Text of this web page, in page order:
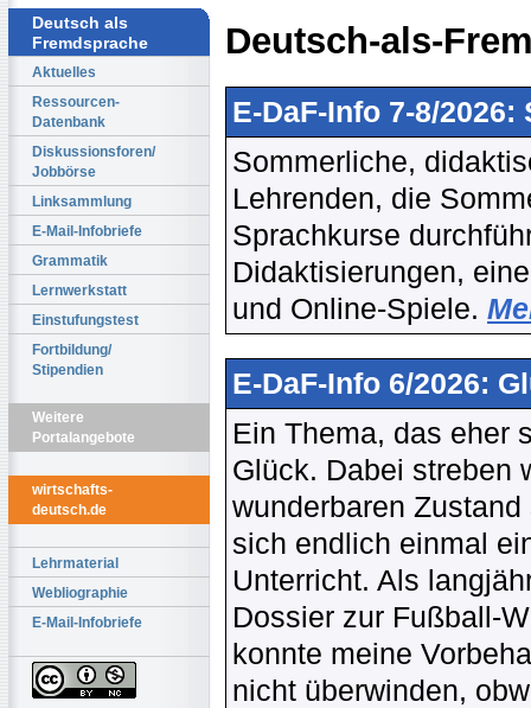
Deutsch als
Fremdsprache
Aktuelles
Ressourcen-
Datenbank
Diskussionsforen/
Jobbörse
Linksammlung
E-Mail-Infobriefe
Grammatik
Lernwerkstatt
Einstufungstest
Fortbildung/
Stipendien
Weitere
Portalangebote
wirtschafts-
deutsch.de
Lehrmaterial
Webliographie
E-Mail-Infobriefe
Deutsch-als-
E-DaF-Info 7-8/
Sommerliche,
Lehrenden, die
Sprachkurse
Didaktisierungen,
und Online-Spiele.
E-DaF-Info 6/2026:
Ein Thema, das eher
Glück. Dabei streben
wunderbaren
sich endlich einmal
Unterricht. Als
Dossier zur Fußball-
konnte meine
nicht überwinden,